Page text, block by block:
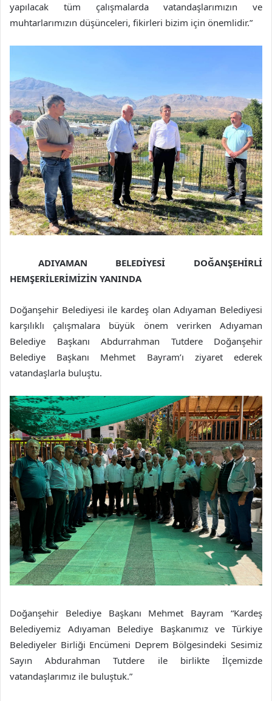
yapılacak tüm çalışmalarda vatandaşlarımızın ve
muhtarlarımızın düşünceleri, fikirleri bizim için önemlidir.”
ADIYAMAN BELEDİYESİ DOĞANŞEHİRLİ
HEMŞERİLERİMİZİN YANINDA
Doğanşehir Belediyesi ile kardeş olan Adıyaman Belediyesi
karşılıklı çalışmalara büyük önem verirken Adıyaman
Belediye Başkanı Abdurrahman Tutdere Doğanşehir
Belediye Başkanı Mehmet Bayram’ı ziyaret ederek
vatandaşlarla buluştu.
Doğanşehir Belediye Başkanı Mehmet Bayram “Kardeş
Belediyemiz Adıyaman Belediye Başkanımız ve Türkiye
Belediyeler Birliği Encümeni Deprem Bölgesindeki Sesimiz
Sayın Abdurahman Tutdere ile birlikte İlçemizde
vatandaşlarımız ile buluştuk.”